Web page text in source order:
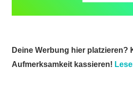
Deine Werbung hier platzieren?
Aufmerksamkeit kassieren!